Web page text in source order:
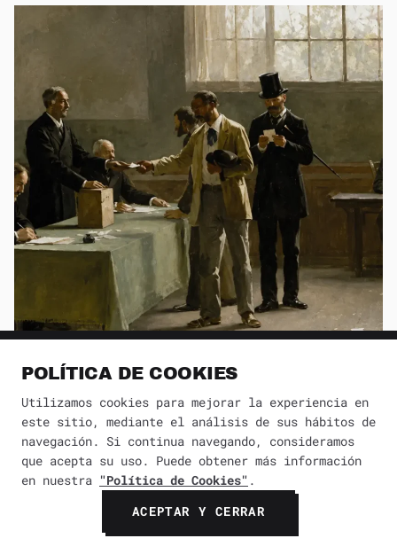
La historia del “voto por hogar”: la idea
política del siglo XIX que volvió gracias a
internet
POLÍTICA DE COOKIES
Utilizamos cookies para mejorar la experiencia en
este sitio, mediante el análisis de sus hábitos de
navegación. Si continua navegando, consideramos
que acepta su uso. Puede obtener más información
en nuestra "Política de Cookies" .
ACEPTAR Y CERRAR